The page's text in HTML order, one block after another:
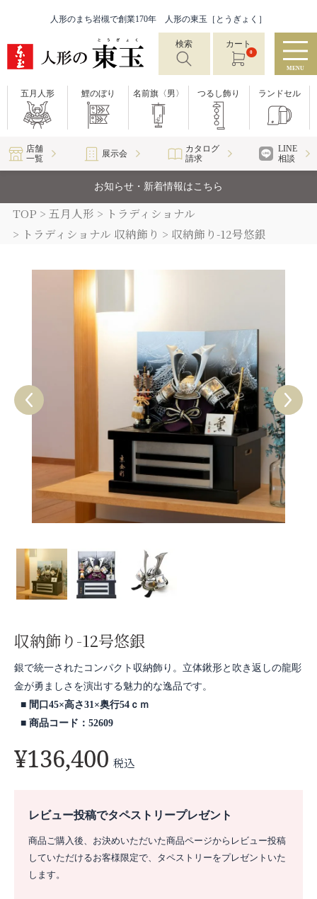
人形のまち岩槻で創業170年 人形の東玉［とうぎょく］
検索 カート
0
MENU
五月人形 鯉のぼり 名前旗〈男〉 つるし飾り ランドセル
店舗
一覧
展示会
カタログ
請求
LINE
相談
お知らせ・新着情報はこちら
TOP 五月人形
トラディショナル
トラディショナル 収納飾り
収納飾り-12号悠銀
収納飾り-12号悠銀
銀で統一されたコンパクト収納飾り。立体鍬形と吹き返しの龍彫
金が勇ましさを演出する魅力的な逸品です。
間口45×高さ31×奥行54ｃｍ
商品コード：52609
¥136,400 税込
レビュー投稿でタペストリープレゼント
商品ご購入後、お決めいただいた商品ページからレビュー投稿
していただけるお客様限定で、タペストリーをプレゼントいた
します。